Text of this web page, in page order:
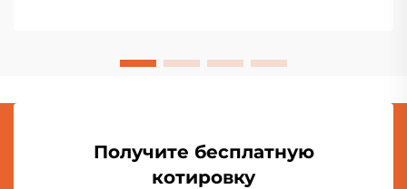
Получите бесплатную
котировку